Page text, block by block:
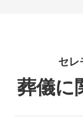
セレ
葬儀に